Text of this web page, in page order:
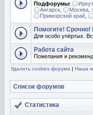
Подфорумы:
Ангарск
Москва
Приморский край
Помогите!
Для особо упёртых.
Работа сайта
Пожелания и
Удалить cookies форума | Наша
Список форумов
Статистика